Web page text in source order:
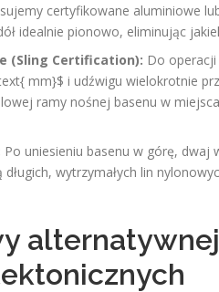
certyfikowane aluminiowe
idealnie pionowo, eliminując
(Sling Certification): Do
mm}$ i udźwigu wielokrotnie
ramy nośnej basenu w
Po uniesieniu basenu w górę,
wytrzymałych lin